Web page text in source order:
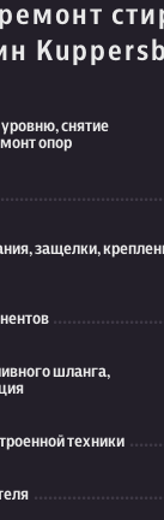
снятие
опор
защелки,
шланга,
техники